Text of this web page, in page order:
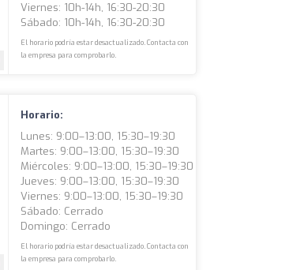
Viernes: 10h-14h, 16:30-20:30
Sábado: 10h-14h, 16:30-20:30
El horario podría estar desactualizado. Contacta con
la empresa para comprobarlo.
Horario:
Lunes: 9:00–13:00, 15:30–19:30
Martes: 9:00–13:00, 15:30–19:30
Miércoles: 9:00–13:00, 15:30–19:30
Jueves: 9:00–13:00, 15:30–19:30
Viernes: 9:00–13:00, 15:30–19:30
Sábado: Cerrado
Domingo: Cerrado
El horario podría estar desactualizado. Contacta con
la empresa para comprobarlo.